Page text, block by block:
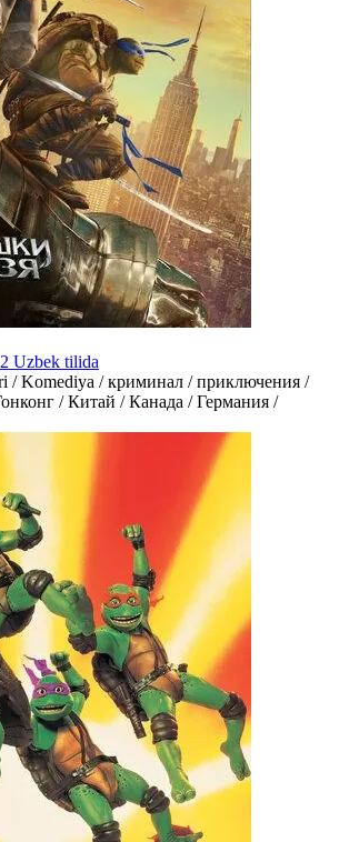
Uzbek tilida
/ Komediya / криминал / приключения /
/ Китай / Канада / Германия /